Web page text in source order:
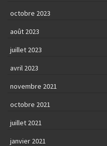
octobre 2023
août 2023
juillet 2023
avril 2023
novembre 2021
octobre 2021
juillet 2021
janvier 2021